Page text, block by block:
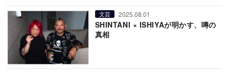
文芸 2025.08.01
SHINTANI × ISHIYAが明かす、噂の
真相